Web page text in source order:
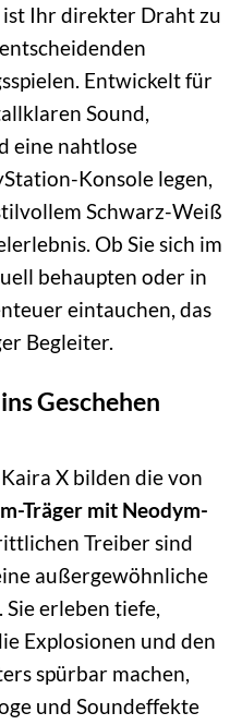
ist Ihr direkter Draht zu
Entwickelt für
Sound,
eine nahtlose
Konsole legen,
Schwarz-Weiß
Ob Sie sich im
behaupten oder in
eintauchen, das
Begleiter.
Geschehen
X bilden die von
Träger mit Neodym-
Treiber sind
außergewöhnliche
erleben tiefe,
Explosionen und den
spürbar machen,
und Soundeffekte